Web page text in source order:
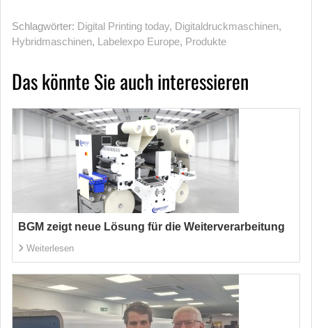
Schlagwörter: Digital Printing today, Digitaldruckmaschinen,
Hybridmaschinen, Labelexpo Europe, Produkte
Das könnte Sie auch interessieren
BGM zeigt neue Lösung für die Weiterverarbeitung
Weiterlesen